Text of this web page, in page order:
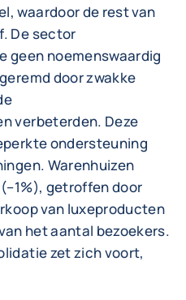
waardoor de rest van
De sector
geen noemenswaardig
door zwakke
verbeterden. Deze
ondersteuning
Warenhuizen
getroffen door
van luxeproducten
het aantal bezoekers.
zet zich voort,